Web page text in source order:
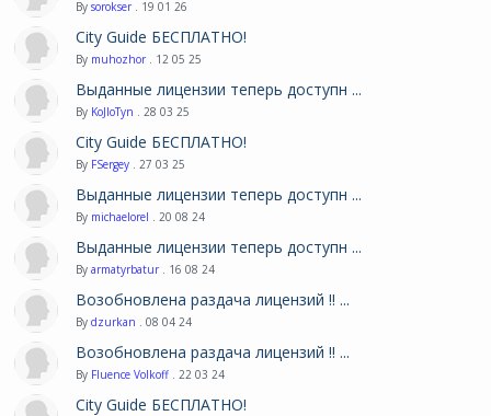
By sorokser . 19 01 26
City Guide БЕСПЛАТНО!
By muhozhor . 12 05 25
Выданные лицензии теперь доступн ...
By KoJIoTyn . 28 03 25
City Guide БЕСПЛАТНО!
By FSergey . 27 03 25
Выданные лицензии теперь доступн ...
By michaelorel . 20 08 24
Выданные лицензии теперь доступн ...
By armatyrbatur . 16 08 24
Возобновлена раздача лицензий !! ...
By dzurkan . 08 04 24
Возобновлена раздача лицензий !! ...
By Fluence Volkoff . 22 03 24
City Guide БЕСПЛАТНО!